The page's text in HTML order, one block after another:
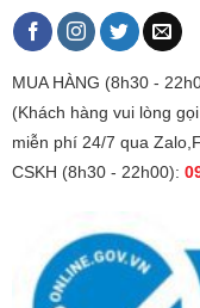
MUA HÀNG (8h30 -
(Khách hàng vui lòng
miễn phí 24/7 qua
CSKH (8h30 - 22h00):